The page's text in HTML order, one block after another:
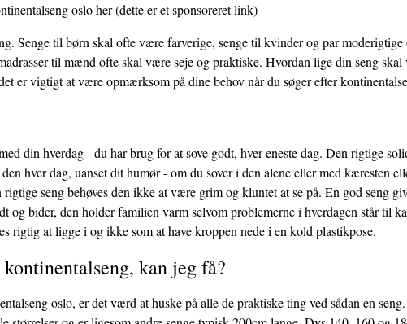
oslo her(dette er et sponsoreret link)
Senge til børn skal ofte være farverige, senge til kvinder og par moderigtige
til mænd ofte skal være seje og praktiske. Hvordan lige din seng
er vigtigt at være opmærksom på dine behov når du søger efter
din hverdag - du har brug for at sove godt, hver eneste dag. Den rigtige
hver dag, uanset dit humør - om du sover i den alene eller med kæresten
seng behøves den ikke at være grim og kluntet at se på. En god seng
og bider, den holder familien varm selvom problemerne i hverdagen står til
rigtig at ligge i og ikke som at have kroppen nede i en kold plastikpose.
kan jeg få?
oslo, er det værd at huske på alle de praktiske ting ved sådan en seng.